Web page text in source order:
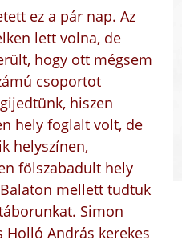
ez a pár nap. Az
lett volna, de
hogy ott mégsem
csoportot
hiszen
hely foglalt volt, de
helyszínen,
fölszabadult hely
mellett tudtuk
Simon
Holló András kerekes